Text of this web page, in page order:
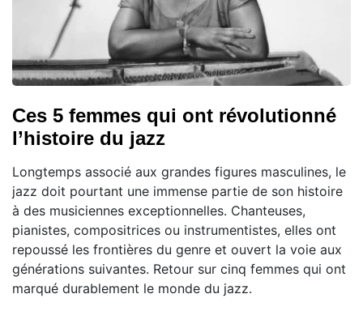
Ces 5 femmes qui ont révolutionné
l’histoire du jazz
Longtemps associé aux grandes figures masculines, le
jazz doit pourtant une immense partie de son histoire
à des musiciennes exceptionnelles. Chanteuses,
pianistes, compositrices ou instrumentistes, elles ont
repoussé les frontières du genre et ouvert la voie aux
générations suivantes. Retour sur cinq femmes qui ont
marqué durablement le monde du jazz.